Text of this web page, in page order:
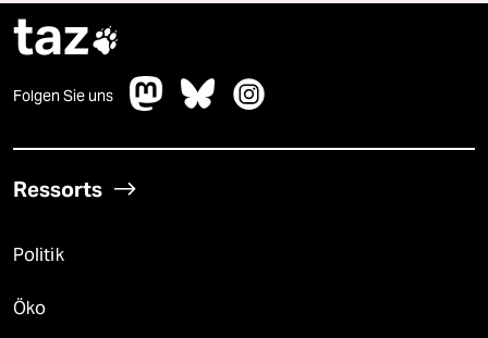
taz
Folgen Sie uns
Ressorts
Politik
Öko